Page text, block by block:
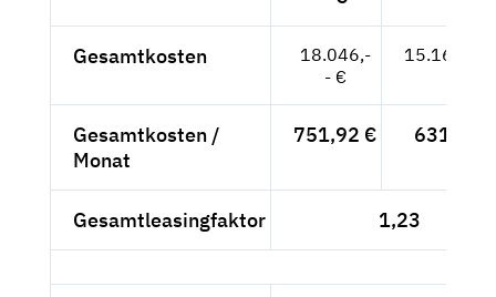
Gesamtkosten
18.046,-
- €
15.164,71
Gesamtkosten /
Monat
751,92 € 631,86 €
Gesamtleasingfaktor 1,23